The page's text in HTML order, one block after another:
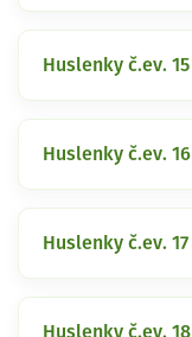
Huslenky č.ev. 15
Huslenky č.ev. 16
Huslenky č.ev. 17
Huslenky č.ev. 18